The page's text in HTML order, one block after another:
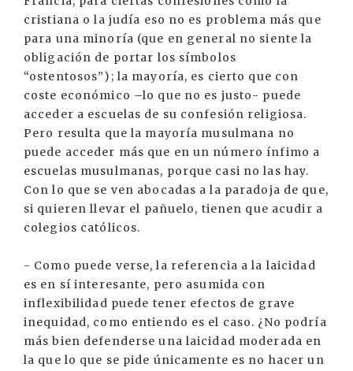
cristiana o la judía eso no es problema más que
para una minoría (que en general no siente la
obligación de portar los símbolos
“ostentosos”); la mayoría, es cierto que con
coste económico –lo que no es justo- puede
acceder a escuelas de su confesión religiosa.
Pero resulta que la mayoría musulmana no
puede acceder más que en un número ínfimo a
escuelas musulmanas, porque casi no las hay.
Con lo que se ven abocadas a la paradoja de que,
si quieren llevar el pañuelo, tienen que acudir a
colegios católicos.
- Como puede verse, la referencia a la laicidad
es en sí interesante, pero asumida con
inflexibilidad puede tener efectos de grave
inequidad, como entiendo es el caso. ¿No podría
más bien defenderse una laicidad moderada en
la que lo que se pide únicamente es no hacer un